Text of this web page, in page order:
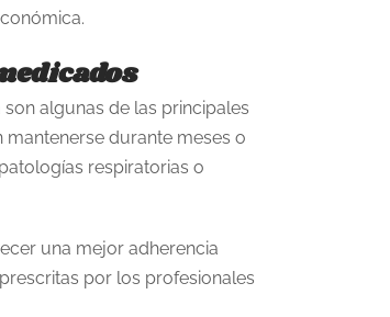
algunas de las principales
durante meses o
respiratorias o
una mejor adherencia
por los profesionales